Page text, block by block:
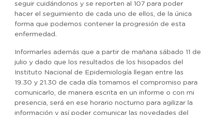
seguir cuidándonos y se reporten al 107 para poder
hacer el seguimiento de cada uno de ellos, de la única
forma que podemos contener la progresión de esta
enfermedad.
Informarles además que a partir de mañana sábado 11 de
julio y dado que los resultados de los hisopados del
Instituto Nacional de Epidemiología llegan entre las
19.30 y 21.30 de cada día tomamos el compromiso para
comunicarlo, de manera escrita en un informe o con mi
presencia, será en ese horario nocturno para agilizar la
información y así poder comunicar las novedades del